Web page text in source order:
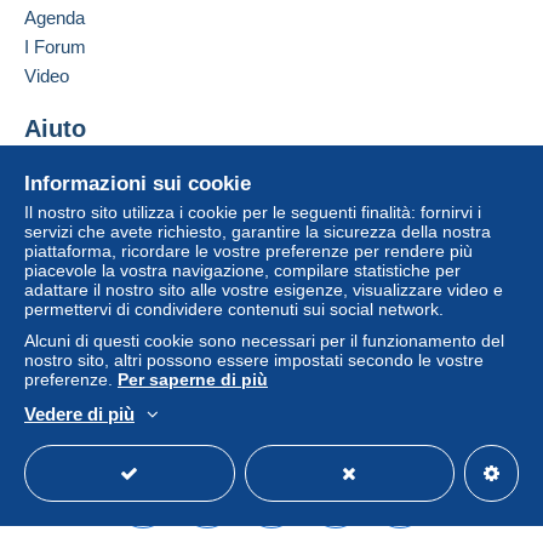
Un pagamento non effettuato tramite
pagamento integrato nel sito
dell'acquirente.
clausole relative al pagamento, queste sono da
considerarsi nulle e non dovute. Le condizioni di
pagamento del sito Delcampe, definite nelle
condizioni d'uso, sono le uniche applicabili.
Gli acquisti devono essere pagati entro14 giorni
venditore.
Garanzia:
Diritto di recesso
dell'acquirente.
Per conoscere i termini per il reso e per il rimborso
consulta la Carta Delcampe
Informazioni sui cookie
Il nostro sito utilizza i cookie per le seguenti finalità: fornirvi i
servizi che avete richiesto, garantire la sicurezza della nostra
piattaforma, ricordare le vostre preferenze per rendere più
piacevole la vostra navigazione, compilare statistiche per
adattare il nostro sito alle vostre esigenze, visualizzare video e
permettervi di condividere contenuti sui social network.
Alcuni di questi cookie sono necessari per il funzionamento del
nostro sito, altri possono essere impostati secondo le vostre
preferenze. Per saperne di più
Vedere di più
Agenda
I Forum
Video
Aiuto
Acquistare su Delcampe
Vendere su Delcampe
Un sito sicuro